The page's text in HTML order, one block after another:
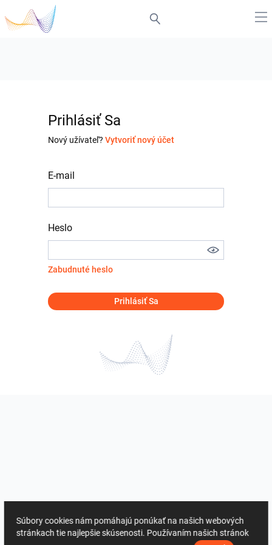
Prihlásiť Sa
Nový užívateľ? Vytvoriť nový účet
E-mail
Heslo
Zabudnuté heslo
Prihlásiť Sa
Súbory cookies nám pomáhajú ponúkať na našich webových
stránkach tie najlepšie skúsenosti. Používaním našich stránok